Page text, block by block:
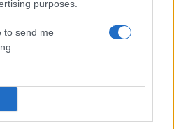
purposes.
to send me
2000 /2000
από reCAPTCHA, ισχύουν